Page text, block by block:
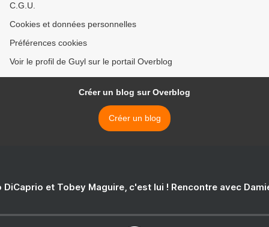
C.G.U.
Cookies et données personnelles
Préférences cookies
Voir le profil de Guyl sur le portail Overblog
Créer un blog sur Overblog
Créer un blog
DiCaprio et Tobey Maguire, c'est lui ! Rencontre avec